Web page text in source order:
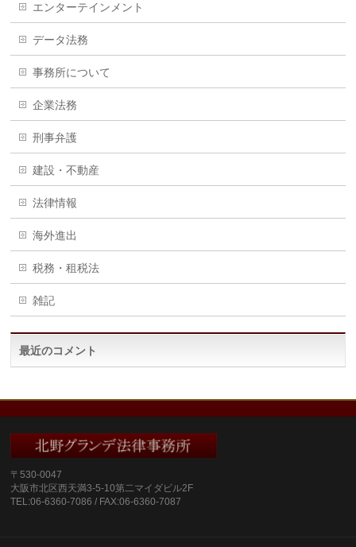
エンターテインメント
データ法務
事務所について
企業法務
刑事弁護
建設・不動産
法律情報
海外進出
税務・租税法
雑記
最近のコメント
〒530‐0047
大阪市北区西天満3‐5‐10第二マイダビル2F
TEL:06-6360-7086 / FAX:06-6360-7087